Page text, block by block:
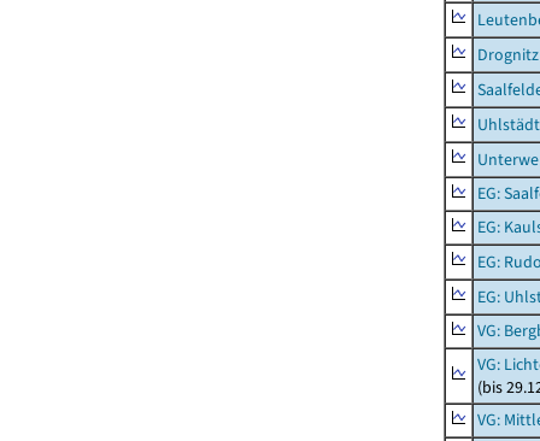
Drognitz
EG:
EG:
EG:
EG:
VG:
VG:
(bis
VG: